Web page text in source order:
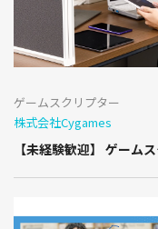
ゲームスクリプター
株式会社Cygames
【未経験歓迎】 ゲーム